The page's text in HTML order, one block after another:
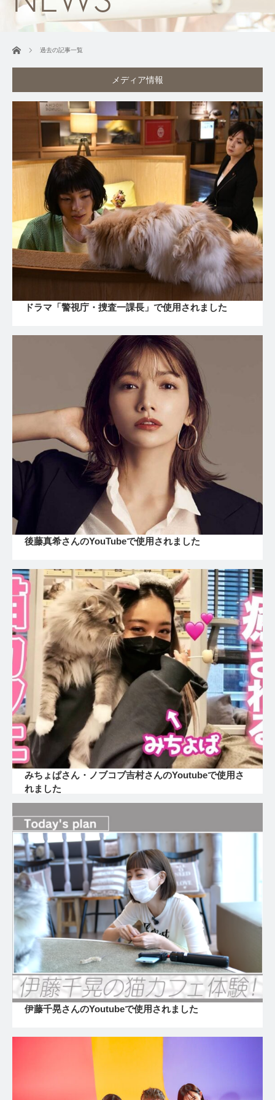
ホーム 過去の記事一覧
メディア情報
ドラマ「警視庁・捜査一課長」で使用されました
後藤真希さんのYouTubeで使用されました
みちょぱさん・ノブコブ吉村さんのYoutubeで使用さ
れました
伊藤千晃さんのYoutubeで使用されました